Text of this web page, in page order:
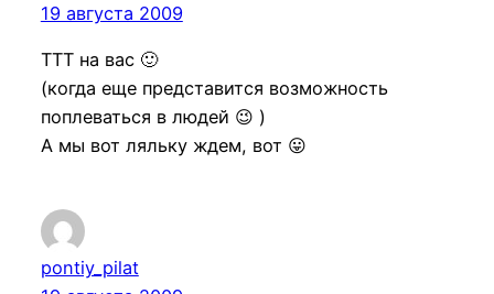
19 августа 2009
ТТТ на вас 🙂
(когда еще представится возможность
поплеваться в людей 😉 )
А мы вот ляльку ждем, вот 😛
pontiy_pilat